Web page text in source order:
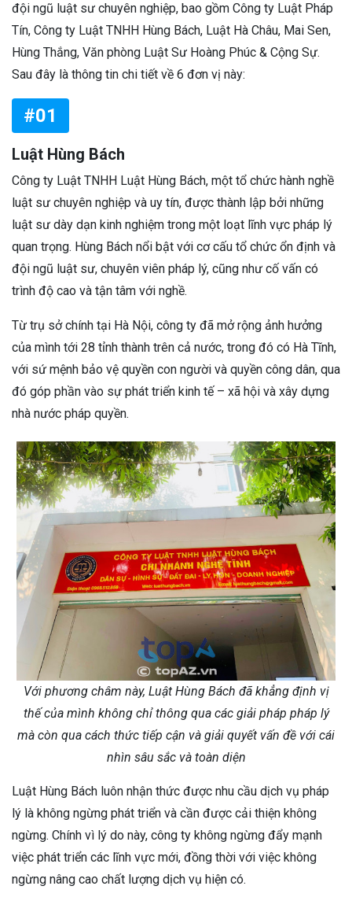
đội ngũ luật sư chuyên nghiệp, bao gồm Công ty Luật Pháp
Tín, Công ty Luật TNHH Hùng Bách, Luật Hà Châu, Mai Sen,
Hùng Thắng, Văn phòng Luật Sư Hoàng Phúc & Cộng Sự.
Sau đây là thông tin chi tiết về 6 đơn vị này:
#01
Luật Hùng Bách
Công ty Luật TNHH Luật Hùng Bách, một tổ chức hành nghề
luật sư chuyên nghiệp và uy tín, được thành lập bởi những
luật sư dày dạn kinh nghiệm trong một loạt lĩnh vực pháp lý
quan trọng. Hùng Bách nổi bật với cơ cấu tổ chức ổn định và
đội ngũ luật sư, chuyên viên pháp lý, cũng như cố vấn có
trình độ cao và tận tâm với nghề.
Từ trụ sở chính tại Hà Nội, công ty đã mở rộng ảnh hưởng
của mình tới 28 tỉnh thành trên cả nước, trong đó có Hà Tĩnh,
với sứ mệnh bảo vệ quyền con người và quyền công dân, qua
đó góp phần vào sự phát triển kinh tế – xã hội và xây dựng
nhà nước pháp quyền.
Với phương châm này, Luật Hùng Bách đã khẳng định vị
thế của mình không chỉ thông qua các giải pháp pháp lý
mà còn qua cách thức tiếp cận và giải quyết vấn đề với cái
nhìn sâu sắc và toàn diện
Luật Hùng Bách luôn nhận thức được nhu cầu dịch vụ pháp
lý là không ngừng phát triển và cần được cải thiện không
ngừng. Chính vì lý do này, công ty không ngừng đẩy mạnh
việc phát triển các lĩnh vực mới, đồng thời với việc không
ngừng nâng cao chất lượng dịch vụ hiện có.